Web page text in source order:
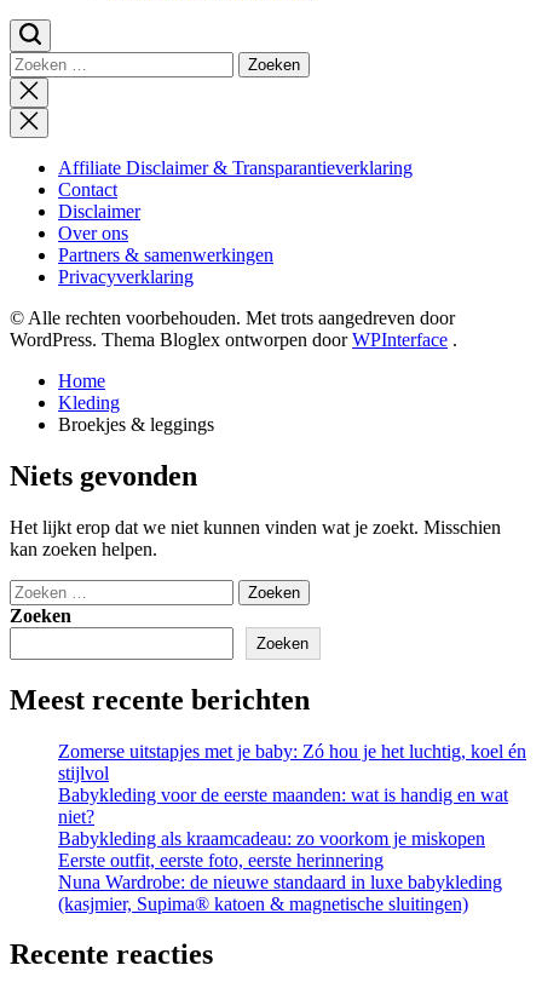
Zoeken
naar:
Zoeken
sluiten
Affiliate Disclaimer & Transparantieverklaring
Contact
Disclaimer
Over ons
Partners & samenwerkingen
Privacyverklaring
© Alle rechten voorbehouden. Met trots aangedreven door
WordPress. Thema Bloglex ontworpen doorWPInterface .
Home
Kleding
Broekjes & leggings
Niets gevonden
Het lijkt erop dat we niet kunnen vinden wat je zoekt. Misschien
kan zoeken helpen.
Zoeken
naar:
Zoeken
Zoeken
Meest recente berichten
Zomerse uitstapjes met je baby: Zó hou je het luchtig, koel én
stijlvol
Babykleding voor de eerste maanden: wat is handig en wat
niet?
Babykleding als kraamcadeau: zo voorkom je miskopen
Eerste outfit, eerste foto, eerste herinnering
Nuna Wardrobe: de nieuwe standaard in luxe babykleding
(kasjmier, Supima® katoen & magnetische sluitingen)
Recente reacties